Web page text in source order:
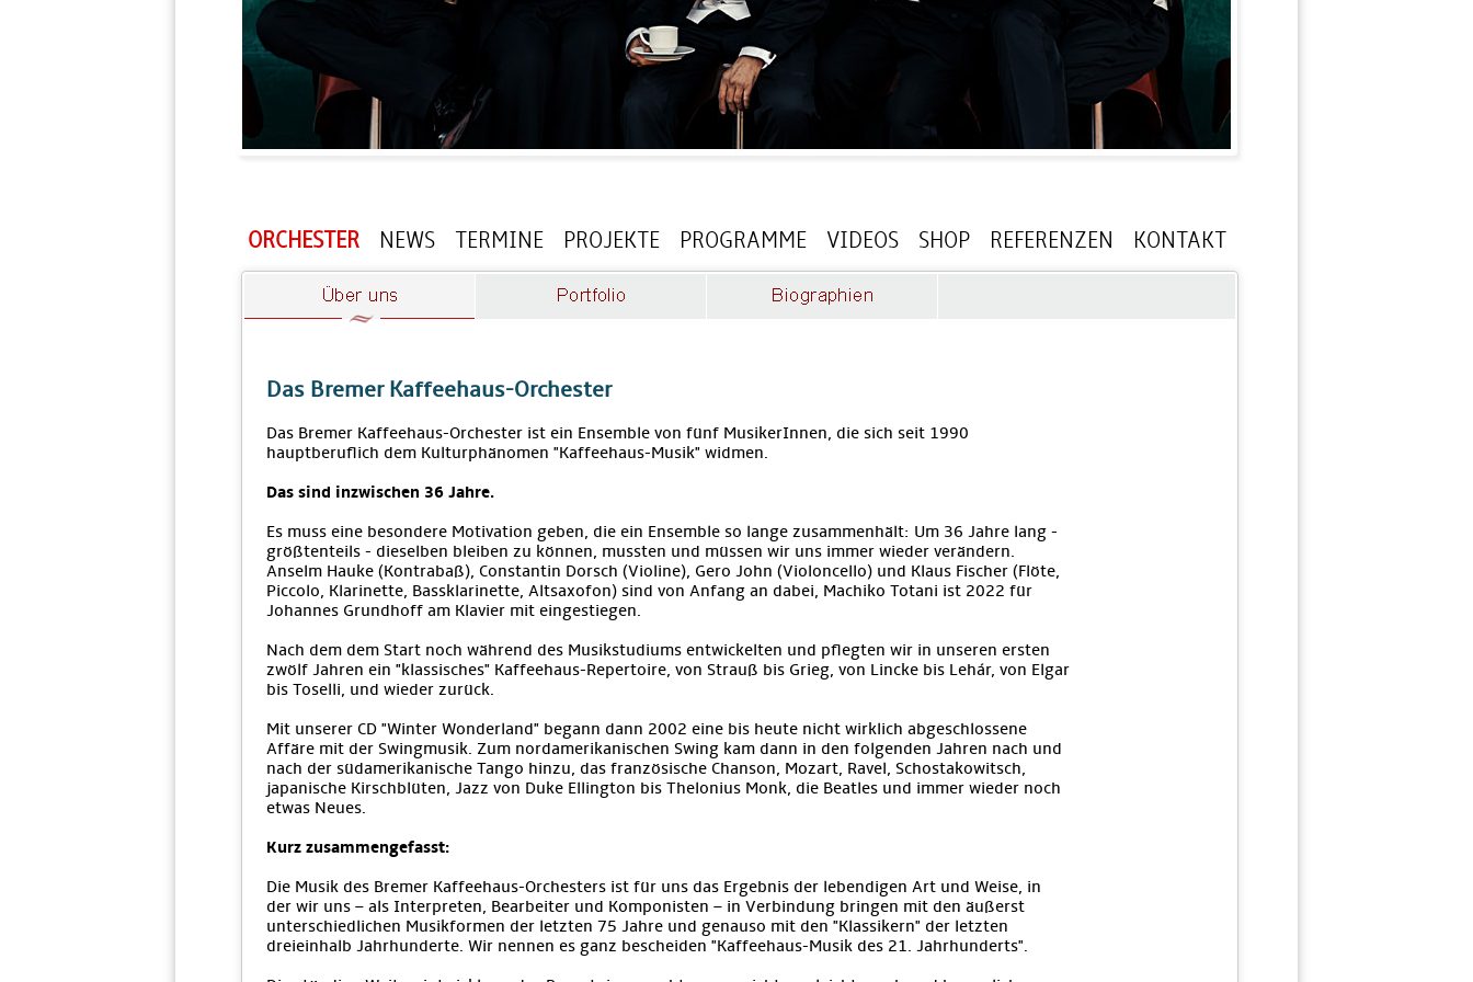
ORCHESTER NEWS TERMINE PROJEKTE PROGRAMME VIDEOS SHOP REFERENZEN KONTAKT
Das Bremer Kaffeehaus-Orchester
Das Bremer Kaffeehaus-Orchester ist ein Ensemble von fünf MusikerInnen, die sich seit 1990
hauptberuflich dem Kulturphänomen "Kaffeehaus-Musik" widmen.
Das sind inzwischen 36 Jahre.
Es muss eine besondere Motivation geben, die ein Ensemble so lange zusammenhält: Um 36 Jahre lang -
größtenteils - dieselben bleiben zu können, mussten und müssen wir uns immer wieder verändern.
Anselm Hauke (Kontrabaß), Constantin Dorsch (Violine), Gero John (Violoncello) und Klaus Fischer (Flöte,
Piccolo, Klarinette, Bassklarinette, Altsaxofon) sind von Anfang an dabei, Machiko Totani ist 2022 für
Johannes Grundhoff am Klavier mit eingestiegen.
Nach dem dem Start noch während des Musikstudiums entwickelten und pflegten wir in unseren ersten
zwölf Jahren ein "klassisches" Kaffeehaus-Repertoire, von Strauß bis Grieg, von Lincke bis Lehár, von Elgar
bis Toselli, und wieder zurück.
Mit unserer CD "Winter Wonderland" begann dann 2002 eine bis heute nicht wirklich abgeschlossene
Affäre mit der Swingmusik. Zum nordamerikanischen Swing kam dann in den folgenden Jahren nach und
nach der südamerikanische Tango hinzu, das französische Chanson, Mozart, Ravel, Schostakowitsch,
japanische Kirschblüten, Jazz von Duke Ellington bis Thelonius Monk, die Beatles und immer wieder noch
etwas Neues.
Kurz zusammengefasst:
Die Musik des Bremer Kaffeehaus-Orchesters ist für uns das Ergebnis der lebendigen Art und Weise, in
der wir uns – als Interpreten, Bearbeiter und Komponisten – in Verbindung bringen mit den äußerst
unterschiedlichen Musikformen der letzten 75 Jahre und genauso mit den "Klassikern" der letzten
dreieinhalb Jahrhunderte. Wir nennen es ganz bescheiden "Kaffeehaus-Musik des 21. Jahrhunderts".